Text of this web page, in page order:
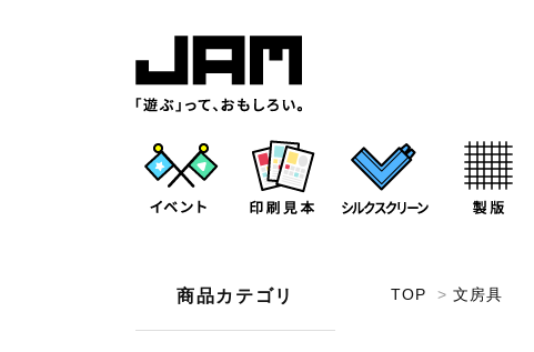
TOP > 文房具
商品カテゴリ